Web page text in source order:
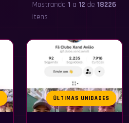
Mostrando 1 a 12 de 18226
itens
ÚLTIMAS UNIDADES